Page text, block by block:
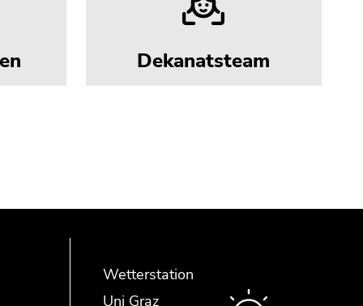
Dekanatsteam
Wetterstation
Uni Graz